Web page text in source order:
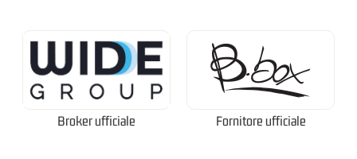
Broker ufficiale Fornitore ufficiale